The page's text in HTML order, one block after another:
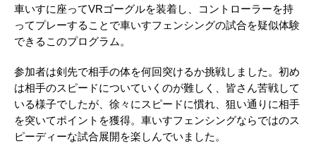
車いすに座ってVRゴーグルを装着し、コントローラーを持
ってプレーすることで車いすフェンシングの試合を疑似体験
できるこのプログラム。
参加者は剣先で相手の体を何回突けるか挑戦しました。初め
は相手のスピードについていくのが難しく、皆さん苦戦して
いる様子でしたが、徐々にスピードに慣れ、狙い通りに相手
を突いてポイントを獲得。車いすフェンシングならではのス
ピーディーな試合展開を楽しんでいました。